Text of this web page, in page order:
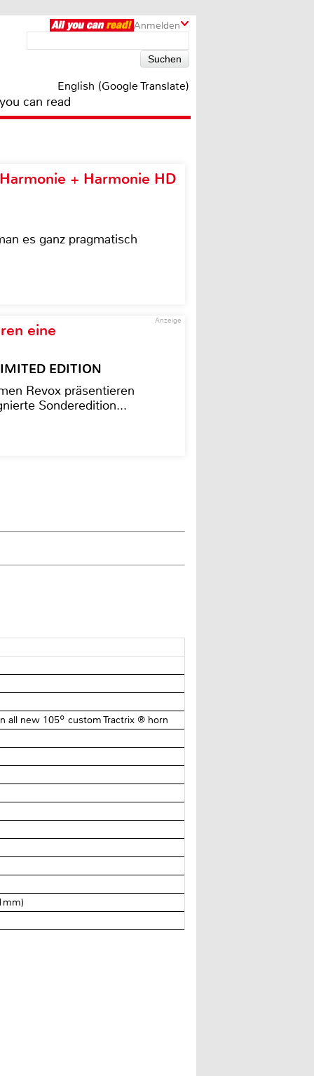
Anmelden
English (Google Translate)
can read
+ Harmonie HD
es ganz pragmatisch
Anzeige
eine
EDITION
Revox präsentieren
Sonderedition...
all new 105º custom Tractrix ® horn